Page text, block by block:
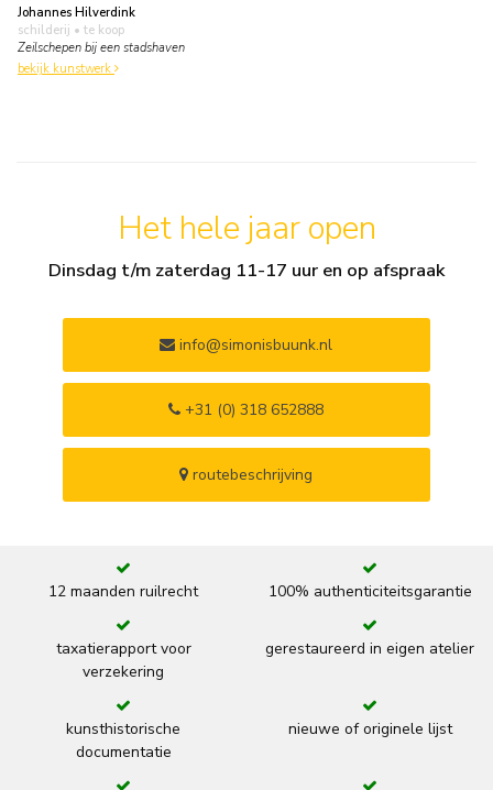
Johannes Hilverdink
schilderij • te koop
Zeilschepen bij een stadshaven
bekijk kunstwerk
Het hele jaar open
Dinsdag t/m zaterdag 11-17 uur en op afspraak
info@simonisbuunk.nl
+31 (0) 318 652888
routebeschrijving
12 maanden ruilrecht 100% authenticiteitsgarantie
taxatierapport voor
verzekering
gerestaureerd in eigen atelier
kunsthistorische
documentatie
nieuwe of originele lijst